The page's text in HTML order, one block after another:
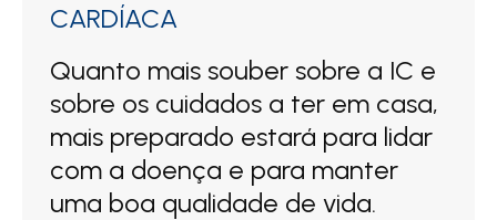
CARDÍACA
Quanto mais souber sobre a IC e
sobre os cuidados a ter em casa,
mais preparado estará para lidar
com a doença e para manter
uma boa qualidade de vida.